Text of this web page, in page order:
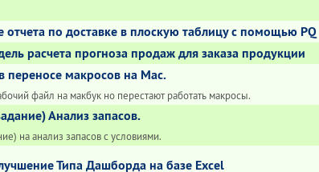
отчета по доставке в плоскую таблицу с помощью PQ
расчета прогноза продаж для заказа продукции
макросов на Mac.
файл на макбук но перестают работать макросы.
Анализ запасов.
на анализ запасов с условиями.
Типа Дашборда на базе Excel